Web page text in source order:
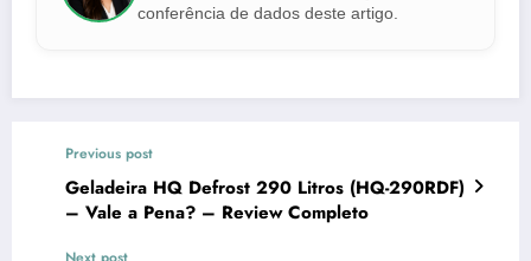
conferência de dados deste artigo.
Previous post
Geladeira HQ Defrost 290 Litros (HQ-290RDF)
– Vale a Pena? – Review Completo